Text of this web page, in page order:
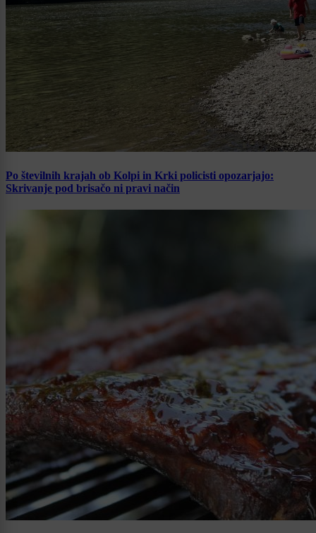
Po številnih krajah ob Kolpi in Krki policisti opozarjajo:
Skrivanje pod brisačo ni pravi način